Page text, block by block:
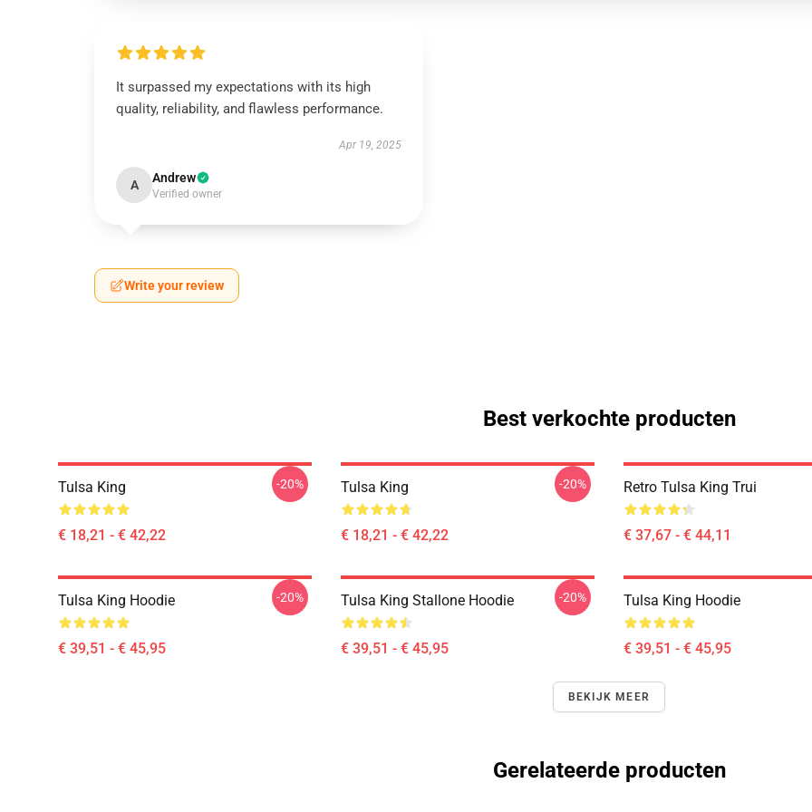
It surpassed my expectations with its high
quality, reliability, and flawless performance.
Apr 19, 2025
A Andrew
Verified owner
Write your review
Best verkochte producten
Tulsa King
€ 18,21 - € 42,22
-20% Tulsa King
€ 18,21 - € 42,22
-20% Retro Tulsa King Trui
€ 37,67 - € 44,11
Tulsa King Hoodie
€ 39,51 - € 45,95
-20% Tulsa King Stallone Hoodie
€ 39,51 - € 45,95
-20% Tulsa King Hoodie
€ 39,51 - € 45,95
BEKIJK MEER
Gerelateerde producten